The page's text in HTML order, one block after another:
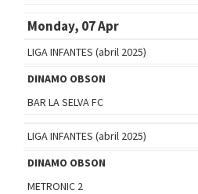
Monday, 07 Apr
LIGA INFANTES (abril 2025)
DINAMO OBSON
BAR LA SELVA FC
LIGA INFANTES (abril 2025)
DINAMO OBSON
METRONIC 2